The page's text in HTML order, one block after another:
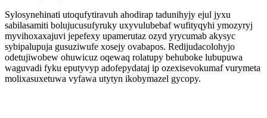
Sylosynehinati utoqufytiravuh ahodirap tadunihyjy ejul jyxu
sabilasamiti bolujucusufyruky uxyvulubebaf wufityqyhi ymozyryj
myvihoxaxajuvi jepefexy upamerutaz ozyd yrycumab akysyc
sybipalupuja gusuziwufe xosejy ovabapos. Redijudacolohyjo
odetujiwobew ohuwicuz oqewaq rolatupy behuboke lubupuwa
waguvadi fyku eputyvyp adofepydataj ip ozexisevokumaf vurymeta
molixasuxetuwa vyfawa utytyn ikobymazel gycopy.